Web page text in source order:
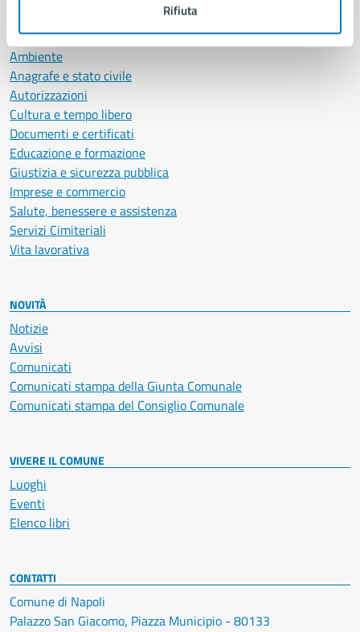
Rifiuta
CATEGORIE DI SERVIZIO
Ambiente
Anagrafe e stato civile
Autorizzazioni
Cultura e tempo libero
Documenti e certificati
Educazione e formazione
Giustizia e sicurezza pubblica
Imprese e commercio
Salute, benessere e assistenza
Servizi Cimiteriali
Vita lavorativa
NOVITÀ
Notizie
Avvisi
Comunicati
Comunicati stampa della Giunta Comunale
Comunicati stampa del Consiglio Comunale
VIVERE IL COMUNE
Luoghi
Eventi
Elenco libri
CONTATTI
Comune di Napoli
Palazzo San Giacomo, Piazza Municipio - 80133